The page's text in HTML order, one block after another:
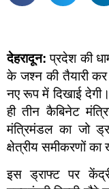
देहरादून:प्रदेश की
के जश्न की तैयारी कर
नए रूप में दिखाई
ही तीन कैबिनेट
मंत्रिमंडल का जो
क्षेत्रीय समीकरणों का
इस ड्राफ्ट पर